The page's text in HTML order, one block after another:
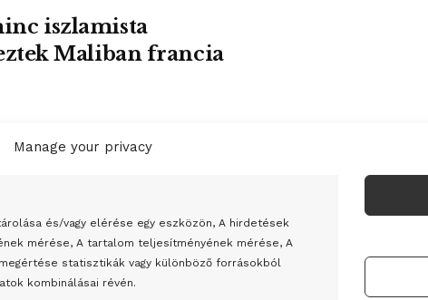
Manage your privacy
és/vagy elérése egy eszközön, A hirdetések
mérése, A tartalom teljesítményének mérése, A
statisztikák vagy különböző forrásokból
kombinálásai révén.
iszlamista
Maliban francia
fegyveressel végzett Maliban az